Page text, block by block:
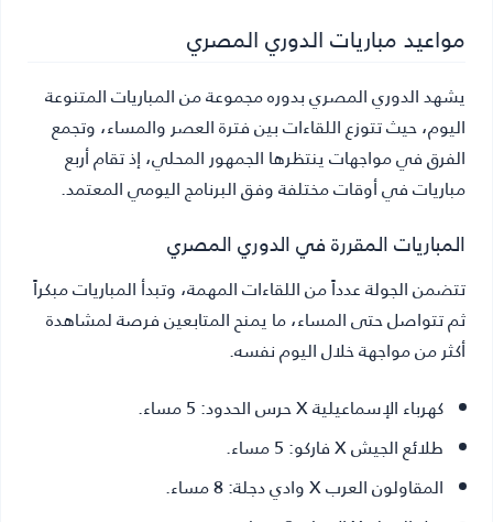
مواعيد مباريات الدوري المصري
يشهد الدوري المصري بدوره مجموعة من المباريات المتنوعة
اليوم، حيث تتوزع اللقاءات بين فترة العصر والمساء، وتجمع
الفرق في مواجهات ينتظرها الجمهور المحلي، إذ تقام أربع
مباريات في أوقات مختلفة وفق البرنامج اليومي المعتمد.
المباريات المقررة في الدوري المصري
تتضمن الجولة عدداً من اللقاءات المهمة، وتبدأ المباريات مبكراً
ثم تتواصل حتى المساء، ما يمنح المتابعين فرصة لمشاهدة
أكثر من مواجهة خلال اليوم نفسه.
كهرباء الإسماعيلية X حرس الحدود
: 5 مساء.
طلائع الجيش X فاركو
: 5 مساء.
المقاولون العرب X وادي دجلة
: 8 مساء.